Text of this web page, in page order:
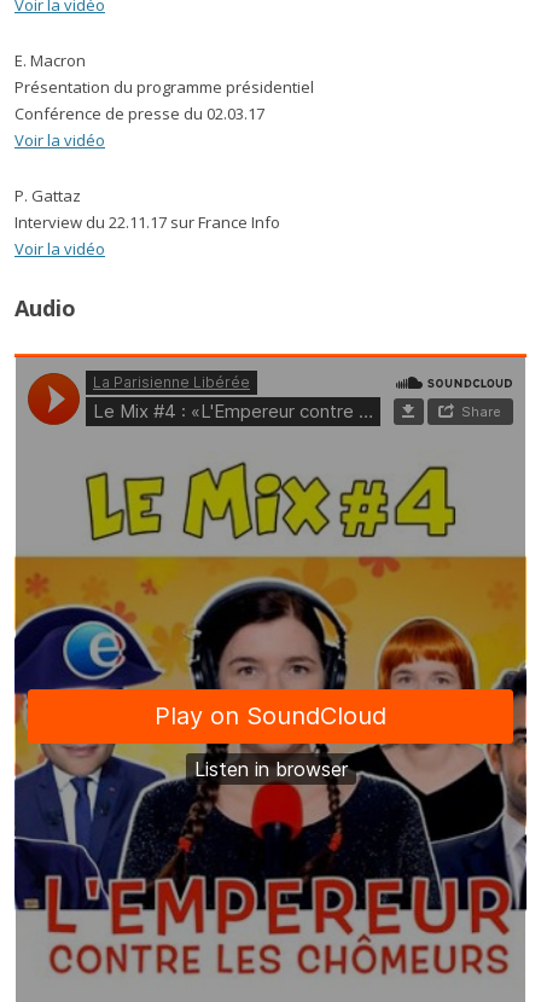
Voir la vidéo
E. Macron
Présentation du programme présidentiel
Conférence de presse du 02.03.17
Voir la vidéo
P. Gattaz
Interview du 22.11.17 sur France Info
Voir la vidéo
Audio